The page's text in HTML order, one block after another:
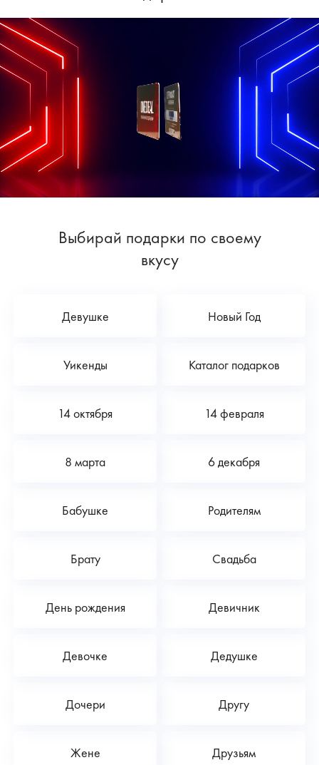
Выбирай подарки по своему
вкусу
Девушке Новый Год
Уикенды Каталог подарков
14 октября 14 февраля
8 марта 6 декабря
Бабушке Родителям
Брату Свадьба
День рождения Девичник
Девочке Дедушке
Дочери Другу
Жене Друзьям